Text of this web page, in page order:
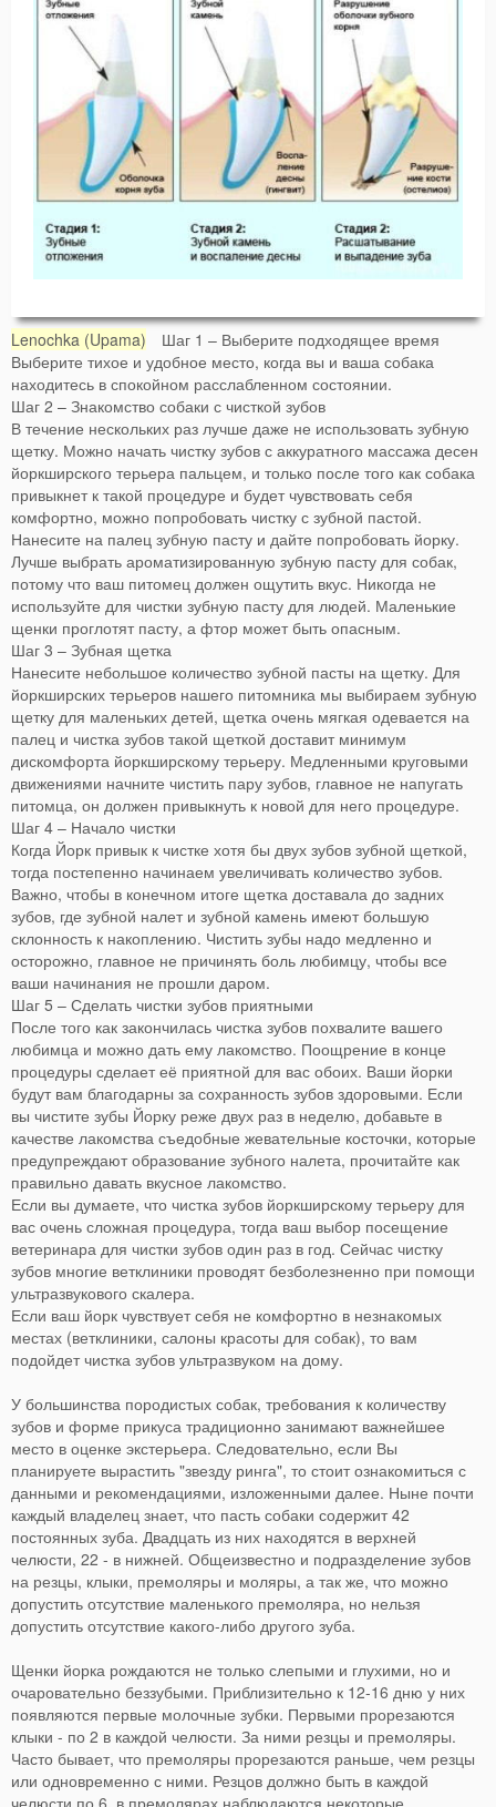
Lenochka (Upama) Шаг 1 – Выберите подходящее время
Выберите тихое и удобное место, когда вы и ваша собака
находитесь в спокойном расслабленном состоянии.
Шаг 2 – Знакомство собаки с чисткой зубов
В течение нескольких раз лучше даже не использовать зубную
щетку. Можно начать чистку зубов с аккуратного массажа десен
йоркширского терьера пальцем, и только после того как собака
привыкнет к такой процедуре и будет чувствовать себя
комфортно, можно попробовать чистку с зубной пастой.
Нанесите на палец зубную пасту и дайте попробовать йорку.
Лучше выбрать ароматизированную зубную пасту для собак,
потому что ваш питомец должен ощутить вкус. Никогда не
используйте для чистки зубную пасту для людей. Маленькие
щенки проглотят пасту, а фтор может быть опасным.
Шаг 3 – Зубная щетка
Нанесите небольшое количество зубной пасты на щетку. Для
йоркширских терьеров нашего питомника мы выбираем зубную
щетку для маленьких детей, щетка очень мягкая одевается на
палец и чистка зубов такой щеткой доставит минимум
дискомфорта йоркширскому терьеру. Медленными круговыми
движениями начните чистить пару зубов, главное не напугать
питомца, он должен привыкнуть к новой для него процедуре.
Шаг 4 – Начало чистки
Когда Йорк привык к чистке хотя бы двух зубов зубной щеткой,
тогда постепенно начинаем увеличивать количество зубов.
Важно, чтобы в конечном итоге щетка доставала до задних
зубов, где зубной налет и зубной камень имеют большую
склонность к накоплению. Чистить зубы надо медленно и
осторожно, главное не причинять боль любимцу, чтобы все
ваши начинания не прошли даром.
Шаг 5 – Сделать чистки зубов приятными
После того как закончилась чистка зубов похвалите вашего
любимца и можно дать ему лакомство. Поощрение в конце
процедуры сделает её приятной для вас обоих. Ваши йорки
будут вам благодарны за сохранность зубов здоровыми. Если
вы чистите зубы Йорку реже двух раз в неделю, добавьте в
качестве лакомства съедобные жевательные косточки, которые
предупреждают образование зубного налета, прочитайте как
правильно давать вкусное лакомство.
Если вы думаете, что чистка зубов йоркширскому терьеру для
вас очень сложная процедура, тогда ваш выбор посещение
ветеринара для чистки зубов один раз в год. Сейчас чистку
зубов многие ветклиники проводят безболезненно при помощи
ультразвукового скалера.
Если ваш йорк чувствует себя не комфортно в незнакомых
местах (ветклиники, салоны красоты для собак), то вам
подойдет чистка зубов ультразвуком на дому.
У большинства породистых собак, требования к количеству
зубов и форме прикуса традиционно занимают важнейшее
место в оценке экстерьера. Следовательно, если Вы
планируете вырастить "звезду ринга", то стоит ознакомиться с
данными и рекомендациями, изложенными далее. Ныне почти
каждый владелец знает, что пасть собаки содержит 42
постоянных зуба. Двадцать из них находятся в верхней
челюсти, 22 - в нижней. Общеизвестно и подразделение зубов
на резцы, клыки, премоляры и моляры, а так же, что можно
допустить отсутствие маленького премоляра, но нельзя
допустить отсутствие какого-либо другого зуба.
Щенки йорка рождаются не только слепыми и глухими, но и
очаровательно беззубыми. Приблизительно к 12-16 дню у них
появляются первые молочные зубки. Первыми прорезаются
клыки - по 2 в каждой челюсти. За ними резцы и премоляры.
Часто бывает, что премоляры прорезаются раньше, чем резцы
или одновременно с ними. Резцов должно быть в каждой
челюсти по 6, в премолярах наблюдаются некоторые